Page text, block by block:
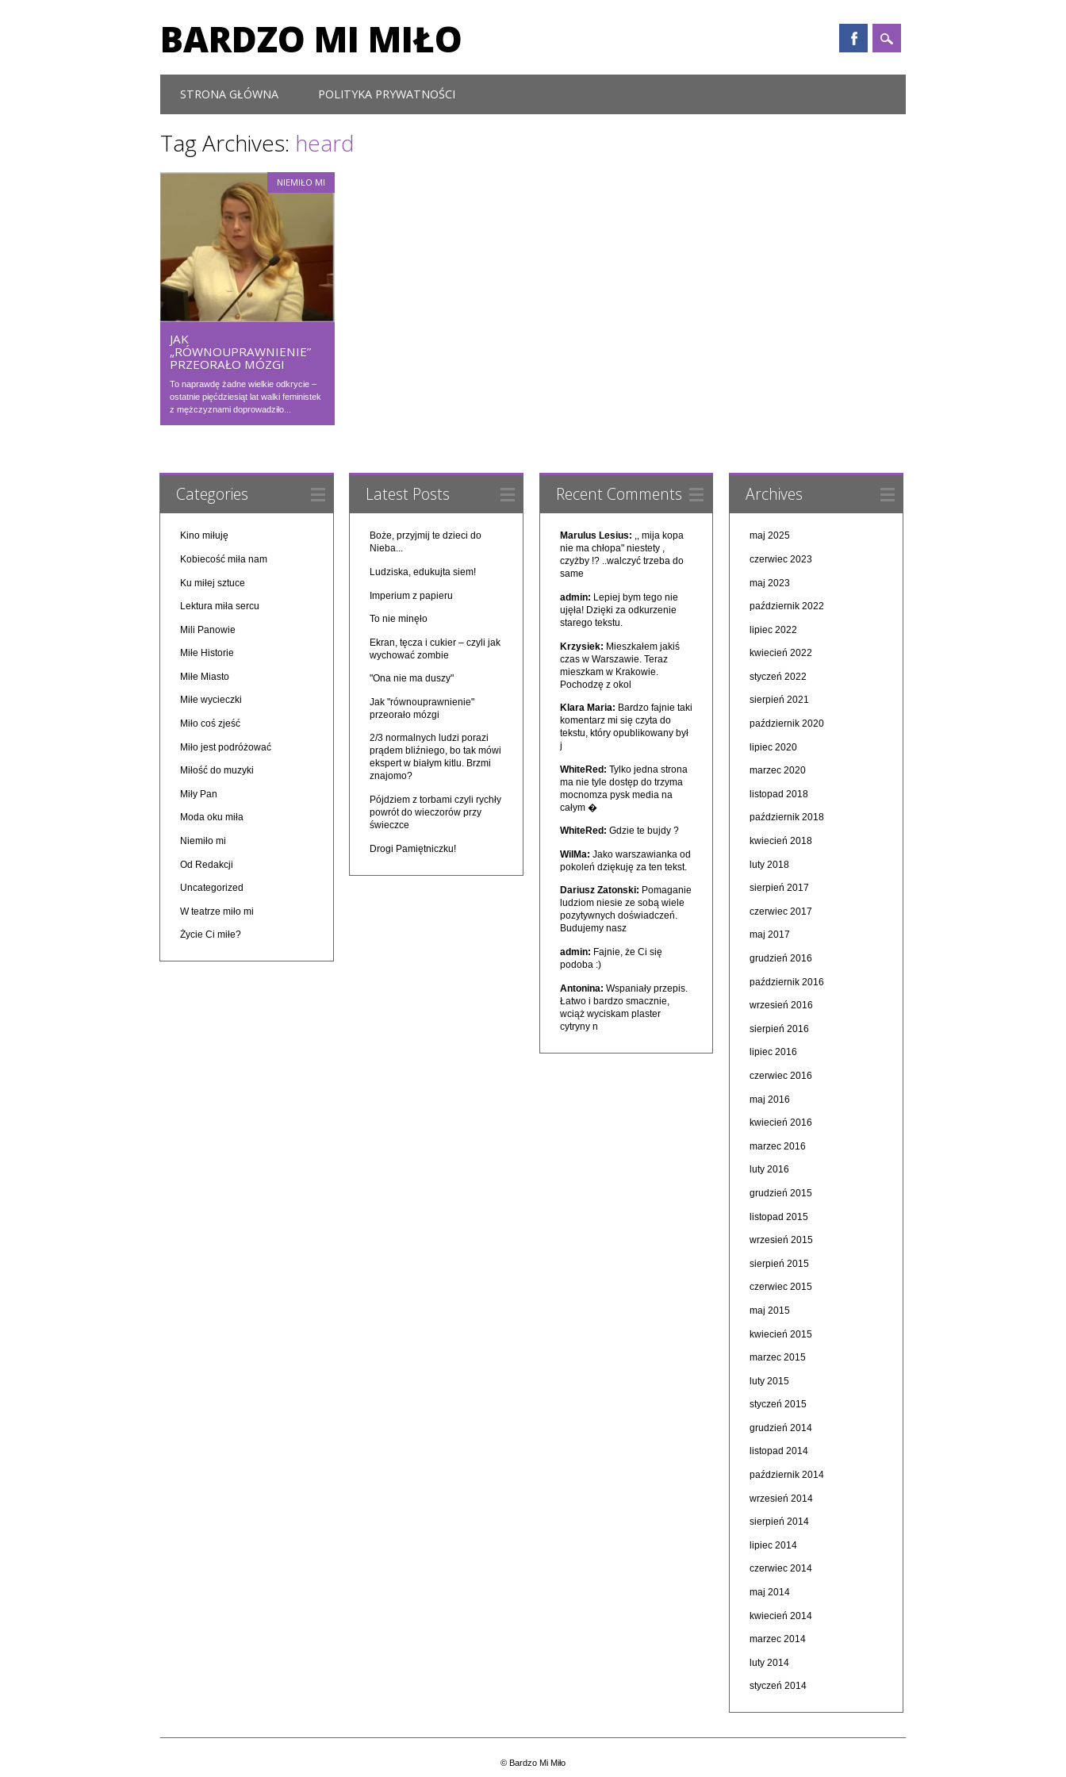
BARDZO MI MIŁO
Main menu
STRONA GŁÓWNA POLITYKA PRYWATNOŚCI
Tag Archives: heard
NIEMIŁO MI
JAK
„RÓWNOUPRAWNIENIE”
PRZEORAŁO MÓZGI
To naprawdę żadne wielkie odkrycie –
ostatnie pięćdziesiąt lat walki feministek
z mężczyznami doprowadziło...
Categories
Kino miłuję
Kobiecość miła nam
Ku miłej sztuce
Lektura miła sercu
Mili Panowie
Miłe Historie
Miłe Miasto
Miłe wycieczki
Miło coś zjeść
Miło jest podróżować
Miłość do muzyki
Miły Pan
Moda oku miła
Niemiło mi
Od Redakcji
Uncategorized
W teatrze miło mi
Życie Ci miłe?
Latest Posts
Boże, przyjmij te dzieci do
Nieba...
Ludziska, edukujta siem!
Imperium z papieru
To nie minęło
Ekran, tęcza i cukier – czyli jak
wychować zombie
"Ona nie ma duszy"
Jak "równouprawnienie"
przeorało mózgi
2/3 normalnych ludzi porazi
prądem bliźniego, bo tak mówi
ekspert w białym kitlu. Brzmi
znajomo?
Pójdziem z torbami czyli rychły
powrót do wieczorów przy
świeczce
Drogi Pamiętniczku!
Recent Comments
Marulus Lesius: ,, mija kopa
nie ma chłopa" niestety ,
czyżby !? ..walczyć trzeba do
same
admin: Lepiej bym tego nie
ujęła! Dzięki za odkurzenie
starego tekstu.
Krzysiek: Mieszkałem jakiś
czas w Warszawie. Teraz
mieszkam w Krakowie.
Pochodzę z okol
Klara Maria: Bardzo fajnie taki
komentarz mi się czyta do
tekstu, który opublikowany był
j
WhiteRed: Tylko jedna strona
ma nie tyle dostęp do trzyma
mocnomza pysk media na
całym �
WhiteRed: Gdzie te bujdy ?
WilMa: Jako warszawianka od
pokoleń dziękuję za ten tekst.
Dariusz Zatonski: Pomaganie
ludziom niesie ze sobą wiele
pozytywnych doświadczeń.
Budujemy nasz
admin: Fajnie, że Ci się
podoba :)
Antonina: Wspaniały przepis.
Łatwo i bardzo smacznie,
wciąż wyciskam plaster
cytryny n
Archives
maj 2025
czerwiec 2023
maj 2023
październik 2022
lipiec 2022
kwiecień 2022
styczeń 2022
sierpień 2021
październik 2020
lipiec 2020
marzec 2020
listopad 2018
październik 2018
kwiecień 2018
luty 2018
sierpień 2017
czerwiec 2017
maj 2017
grudzień 2016
październik 2016
wrzesień 2016
sierpień 2016
lipiec 2016
czerwiec 2016
maj 2016
kwiecień 2016
marzec 2016
luty 2016
grudzień 2015
listopad 2015
wrzesień 2015
sierpień 2015
czerwiec 2015
maj 2015
kwiecień 2015
marzec 2015
luty 2015
styczeń 2015
grudzień 2014
listopad 2014
październik 2014
wrzesień 2014
sierpień 2014
lipiec 2014
czerwiec 2014
maj 2014
kwiecień 2014
marzec 2014
luty 2014
styczeń 2014
© Bardzo Mi Miło